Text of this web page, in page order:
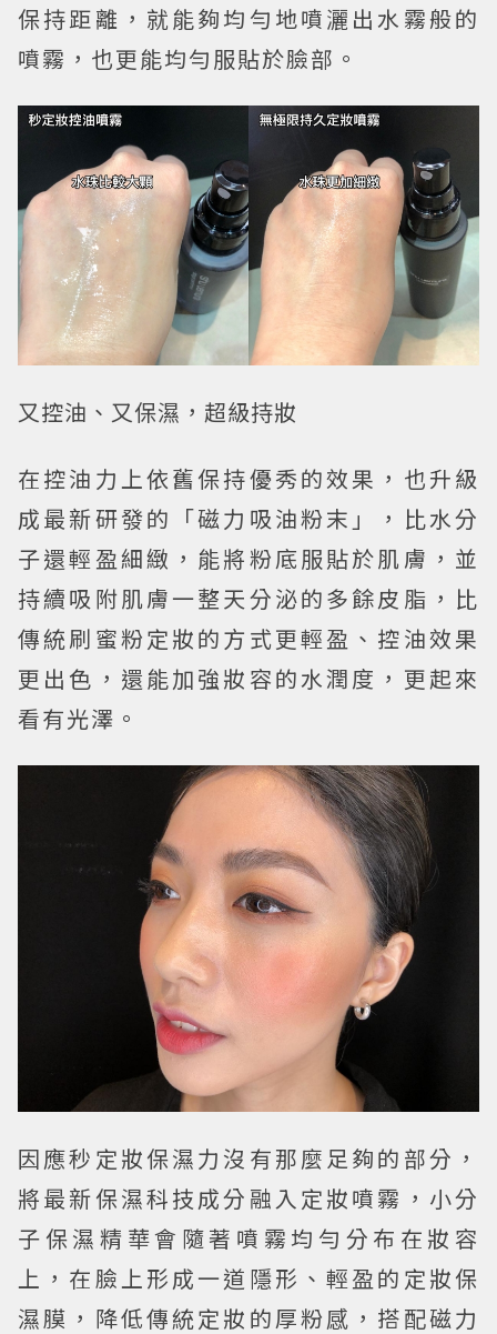
保持距離，就能夠均勻地噴灑出水霧般的
噴霧，也更能均勻服貼於臉部。
又控油、又保濕，超級持妝
在控油力上依舊保持優秀的效果，也升級
成最新研發的「磁力吸油粉末」，比水分
子還輕盈細緻，能將粉底服貼於肌膚，並
持續吸附肌膚一整天分泌的多餘皮脂，比
傳統刷蜜粉定妝的方式更輕盈、控油效果
更出色，還能加強妝容的水潤度，更起來
看有光澤。
因應秒定妝保濕力沒有那麼足夠的部分，
將最新保濕科技成分融入定妝噴霧，小分
子保濕精華會隨著噴霧均勻分布在妝容
上，在臉上形成一道隱形、輕盈的定妝保
濕膜，降低傳統定妝的厚粉感，搭配磁力